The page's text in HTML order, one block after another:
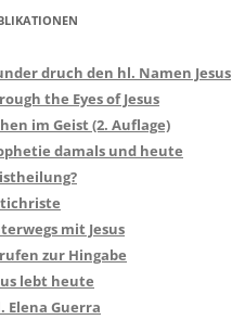
druch den hl. Namen Jesus
the Eyes of Jesus
im Geist (2. Auflage)
damals und heute
mit Jesus
zur Hingabe
lebt heute
Elena Guerra